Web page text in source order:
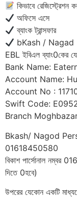
কিভাবে রেজিস্ট্রেশন
অফিসে এসে
ব্যাংক ট্রান্সফার
bKash / Nagad
EBL ইবিএল ব্যাং0কের
Bank Name:
Account Name:
Account No :
Swift Code:
Branch
Bkash/ Nagod
01618450580
বিকাশ পার্সোনাল নম্বর
দিতে 0হবে)
উপরের যেকোন একটি